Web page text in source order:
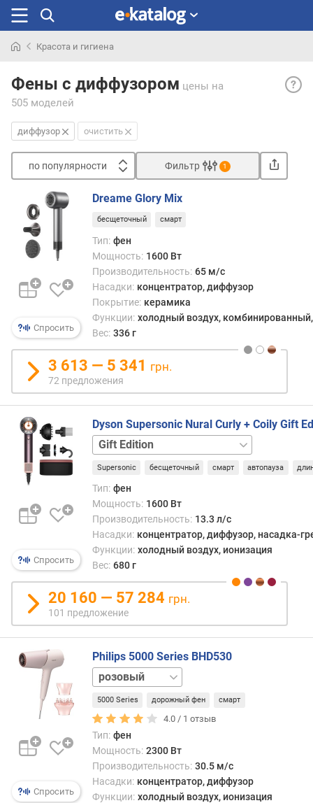
раньше
Красота и гигиена
Фены с диффузором цены на
505 моделей
—
за
диффузор очистить
по популярности
п
о
п
о
у
л
р
н
о
с
о
е
е
в
к
д
р
и
м
д
о
р
и
Фильтр 1
Спросить
Dreame Glory Mix
бесщеточный смарт
Тип: фен
Мощность: 1600 Вт
Производительность: 65 м/с
Насадки: концентратор, диффузор
Покрытие: керамика
Функции: холодный воздух,
Вес: 336 г
3 613 — 5 341 грн.
72 предложения
Спросить
Dyson Supersonic Nural Curly + Coily Gift
Curly
+
CoilyStraight
+
WavyStraight
+
Wavy
Gift
Edition
Supersonic бесщеточный смарт автопауза
Тип: фен
Мощность: 1600 Вт
Производительность: 13.3 л/с
Насадки: концентратор, диффузор, насадка-
Функции: холодный воздух, ионизация
Вес: 680 г
20 160 — 57 284 грн.
101 предложение
Спросить
Philips 5000 Series BHD530
графит
синий
фиолетовый
черный
5000 Series дорожный фен смарт
4.0 / 1 отзыв
Тип: фен
Мощность: 2300 Вт
Производительность: 30.5 м/с
Насадки: концентратор, диффузор
Функции: холодный воздух, ионизация